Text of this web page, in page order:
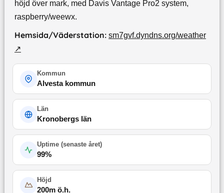
höjd över mark, med Davis Vantage Pro2 system,
raspberry/weewx.
Hemsida/Väderstation: sm7gvf.dyndns.org/weather
↗
Kommun
Alvesta kommun
Län
Kronobergs län
Uptime (senaste året)
99%
Höjd
200m ö.h.